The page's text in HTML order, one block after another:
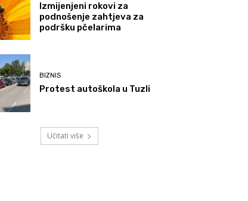
Izmijenjeni rokovi za
podnošenje zahtjeva za
podršku pčelarima
BIZNIS
Protest autoškola u Tuzli
Učitati više